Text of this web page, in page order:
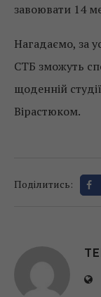
завоювати 14
Нагадаємо, за
СТБ зможуть
щоденній
Вірастюком.
Поділитись: